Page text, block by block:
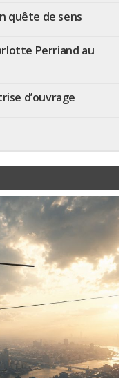
quête de sens
Perriand au
d’ouvrage